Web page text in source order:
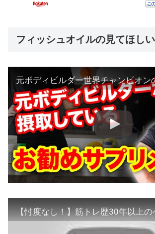
フィッシュオイルの見てほし